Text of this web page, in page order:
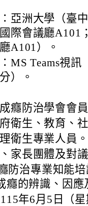
亞洲大學（臺
國際會議廳
A101）。
MS Teams視
）。
癮防治學會會
衛生、教育、
衛生專業人員。
家長團體及對
防治專業知能
癮的辨識、因應
年6月5日（